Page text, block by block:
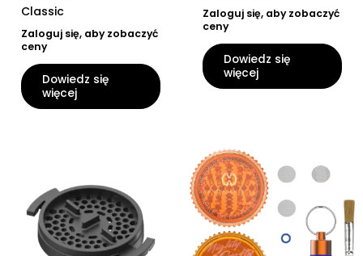
Classic
Zaloguj się, aby zobaczyć
ceny
Dowiedz się
więcej
Zaloguj się, aby zobaczyć
ceny
Dowiedz się
więcej